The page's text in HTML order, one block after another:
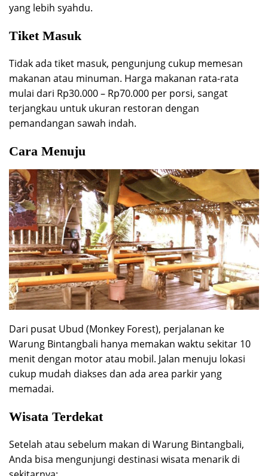
yang lebih syahdu.
Tiket Masuk
Tidak ada tiket masuk, pengunjung cukup memesan
makanan atau minuman. Harga makanan rata-rata
mulai dari Rp30.000 – Rp70.000 per porsi, sangat
terjangkau untuk ukuran restoran dengan
pemandangan sawah indah.
Cara Menuju
Dari pusat Ubud (Monkey Forest), perjalanan ke
Warung Bintangbali hanya memakan waktu sekitar 10
menit dengan motor atau mobil. Jalan menuju lokasi
cukup mudah diakses dan ada area parkir yang
memadai.
Wisata Terdekat
Setelah atau sebelum makan di Warung Bintangbali,
Anda bisa mengunjungi destinasi wisata menarik di